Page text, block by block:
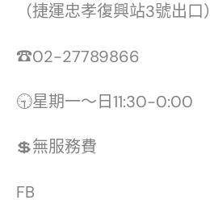
（捷運忠孝復興站3號出口）
☎02-27789866
🕤星期一～日11:30-0:00
💲無服務費
FB